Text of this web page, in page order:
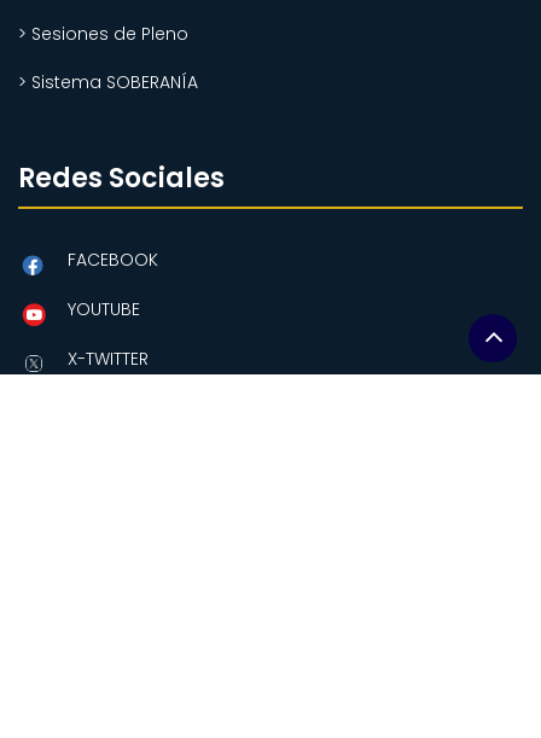
> Sesiones de Pleno
> Sistema SOBERANÍA
Redes Sociales
FACEBOOK
YOUTUBE
X-TWITTER